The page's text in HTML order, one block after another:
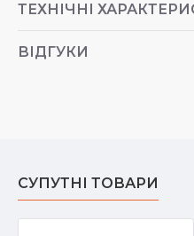
ТЕХНІЧНІ
ВІДГУКИ
СУПУТНІ ТОВАРИ